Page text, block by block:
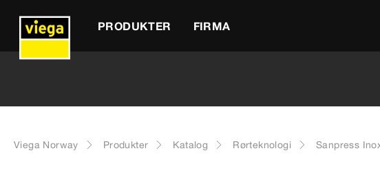
PRODUKTER FIRMA
Viega Norway Produkter Katalog Rørteknologi Sanpress